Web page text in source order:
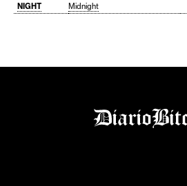
NIGHT
Midnight